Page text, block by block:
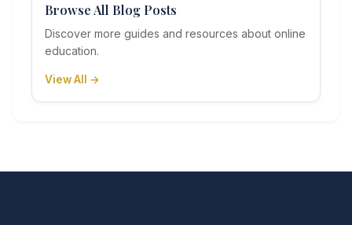
Browse All Blog Posts
Discover more guides and resources about online
education.
View All →